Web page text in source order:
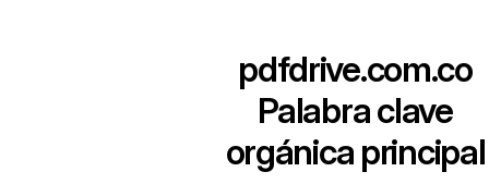
pdfdrive.com.co
Palabra clave
orgánica principal